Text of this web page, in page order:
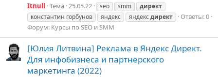
Itnull Тема 25.05.22 seo smm
директ
константин горбунов
яндекс яндексдирект
Ответы: 0
Форум: Курсы по SEO и SMM
[Юлия Литвина] Реклама в Яндекс Директ.
Для инфобизнеса и партнерского
маркетинга (2022)